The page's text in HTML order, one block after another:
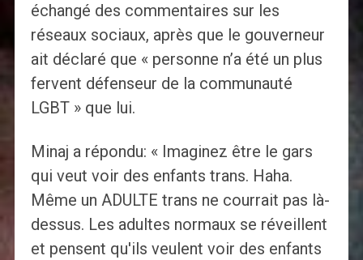
échangé des commentaires sur les
réseaux sociaux, après que le gouverneur
ait déclaré que « personne n’a été un plus
fervent défenseur de la communauté
LGBT » que lui.
Minaj a répondu: « Imaginez être le gars
qui veut voir des enfants trans. Haha.
Même un ADULTE trans ne courrait pas là-
dessus. Les adultes normaux se réveillent
et pensent qu'ils veulent voir des enfants